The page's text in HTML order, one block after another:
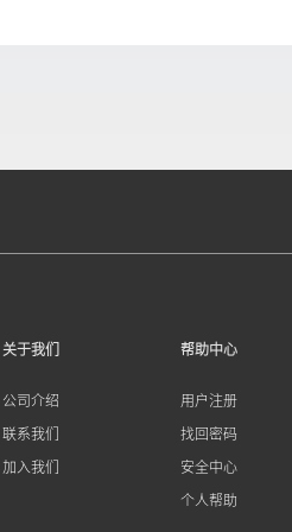
关于我们
公司介绍
联系我们
加入我们
帮助中心
用户注册
找回密码
安全中心
个人帮助